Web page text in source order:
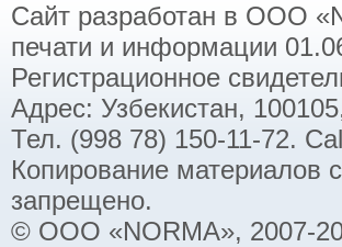
Сайт разработан в ООО
печати и информации
Регистрационное
Адрес: Узбекистан,
Тел. (998 78) 150-11-72.
Копирование материалов
запрещено.
© ООО «NORMA», 2007-